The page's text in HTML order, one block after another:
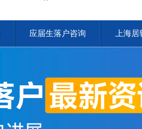
应届生落户咨询 上海